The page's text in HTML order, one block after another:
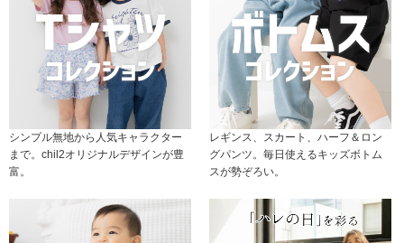
シンプル無地から人気キャラクター
まで。chil2オリジナルデザインが豊
富。
レギンス、スカート、ハーフ＆ロン
グパンツ。毎日使えるキッズボトム
スが勢ぞろい。